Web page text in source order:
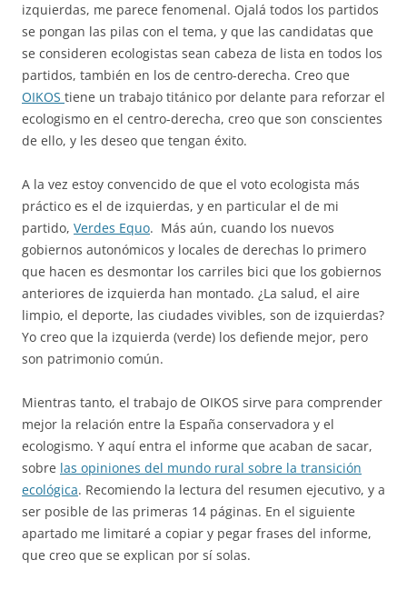
izquierdas, me parece fenomenal. Ojalá todos los partidos
se pongan las pilas con el tema, y que las candidatas que
se consideren ecologistas sean cabeza de lista en todos los
partidos, también en los de centro-derecha. Creo que
OIKOS tiene un trabajo titánico por delante para reforzar el
ecologismo en el centro-derecha, creo que son conscientes
de ello, y les deseo que tengan éxito.
A la vez estoy convencido de que el voto ecologista más
práctico es el de izquierdas, y en particular el de mi
partido, Verdes Equo. Más aún, cuando los nuevos
gobiernos autonómicos y locales de derechas lo primero
que hacen es desmontar los carriles bici que los gobiernos
anteriores de izquierda han montado. ¿La salud, el aire
limpio, el deporte, las ciudades vivibles, son de izquierdas?
Yo creo que la izquierda (verde) los defiende mejor, pero
son patrimonio común.
Mientras tanto, el trabajo de OIKOS sirve para comprender
mejor la relación entre la España conservadora y el
ecologismo. Y aquí entra el informe que acaban de sacar,
sobre las opiniones del mundo rural sobre la transición
ecológica. Recomiendo la lectura del resumen ejecutivo, y a
ser posible de las primeras 14 páginas. En el siguiente
apartado me limitaré a copiar y pegar frases del informe,
que creo que se explican por sí solas.